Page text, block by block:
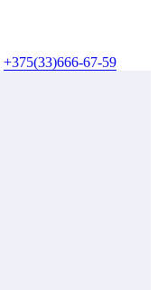
+375(33)666-67-59